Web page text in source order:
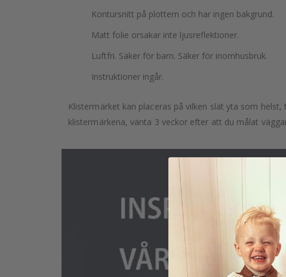
Kontursnitt på plottern och har ingen bakgrund.
Matt folie orsakar inte ljusreflektioner.
Luftfri. Säker för barn. Säker för inomhusbruk.
Instruktioner ingår.
Klistermärket kan placeras på vilken slät yta som
klistermärkena, vänta 3 veckor efter att du målat